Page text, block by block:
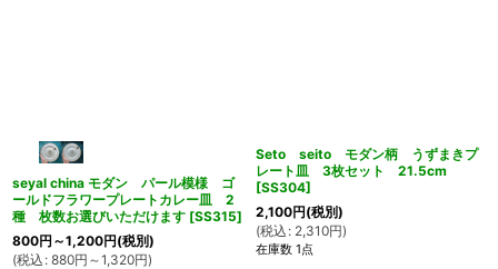
seyal china モダン パール模様 ゴ
ールドフラワープレートカレー皿 2
種 枚数お選びいただけます [SS315]
800円 ～1,200円(税別)
(税込 : 880円 ～1,320円)
Seto seito モダン柄 うずまきプ
レート皿 3枚セット 21.5cm
[SS304]
2,100円(税別)
(税込 : 2,310円)
在庫数 1点